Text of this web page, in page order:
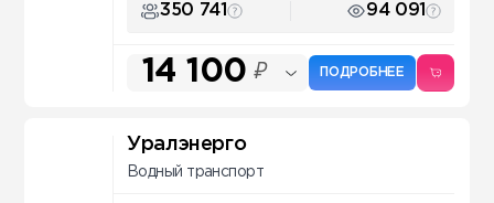
350 741 94 091
14 100 ₽ ПОДРОБНЕЕ
Уралэнерго
Водный транспорт